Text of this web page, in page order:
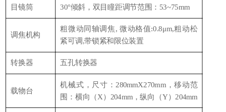
目镜筒 30°倾斜，双目瞳距调节范围：53~75mm
调焦机构
粗微动同轴调焦, 微动格值:0.8μm,粗动松
紧可调,带锁紧和限位装置
转换器 五孔转换器
载物台
机械式，尺寸： 280mmX270mm，移动范
围：横向（X）204mm，纵向（Y）204mm